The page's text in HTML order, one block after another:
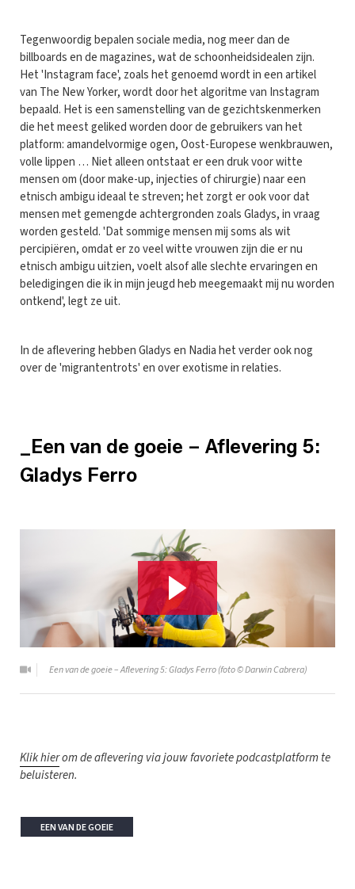
Tegenwoordig bepalen sociale media, nog meer dan de
billboards en de magazines, wat de schoonheidsidealen zijn.
Het 'Instagram face', zoals het genoemd wordt in een artikel
van The New Yorker, wordt door het algoritme van Instagram
bepaald. Het is een samenstelling van de gezichtskenmerken
die het meest geliked worden door de gebruikers van het
platform: amandelvormige ogen, Oost-Europese wenkbrauwen,
volle lippen … Niet alleen ontstaat er een druk voor witte
mensen om (door make-up, injecties of chirurgie) naar een
etnisch ambigu ideaal te streven; het zorgt er ook voor dat
mensen met gemengde achtergronden zoals Gladys, in vraag
worden gesteld. 'Dat sommige mensen mij soms als wit
percipiëren, omdat er zo veel witte vrouwen zijn die er nu
etnisch ambigu uitzien, voelt alsof alle slechte ervaringen en
beledigingen die ik in mijn jeugd heb meegemaakt mij nu worden
ontkend', legt ze uit.
In de aflevering hebben Gladys en Nadia het verder ook nog
over de 'migrantentrots' en over exotisme in relaties.
_Een van de goeie – Aflevering 5:
Gladys Ferro
Een van de goeie – Aflevering 5: Gladys Ferro (foto © Darwin Cabrera)
Klik hierom de aflevering via jouw favoriete podcastplatform te
beluisteren.
EEN VAN DE GOEIE